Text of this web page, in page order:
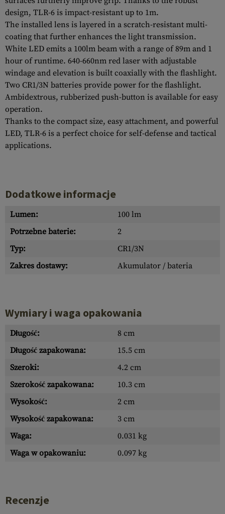
design, TLR-6 is impact-resistant up to 1m.
The installed lens is layered in a scratch-resistant multi-
coating that further enhances the light transmission.
White LED emits a 100lm beam with a range of 89m and 1
hour of runtime. 640-660nm red laser with adjustable
windage and elevation is built coaxially with the flashlight.
Two CR1/3N batteries provide power for the flashlight.
Ambidextrous, rubberized push-button is available for easy
operation.
Thanks to the compact size, easy attachment, and powerful
LED, TLR-6 is a perfect choice for self-defense and tactical
applications.
Dodatkowe informacje
Lumen:
100 lm
Potrzebne baterie:
2
Typ:
CR1/3N
Zakres dostawy:
Akumulator / bateria
Wymiary i waga opakowania
Długość:
8 cm
Długość zapakowana:
15.5 cm
Szeroki:
4.2 cm
Szerokość zapakowana:
10.3 cm
Wysokość:
2 cm
Wysokość zapakowana:
3 cm
Waga:
0.031 kg
Waga w opakowaniu:
0.097 kg
Recenzje